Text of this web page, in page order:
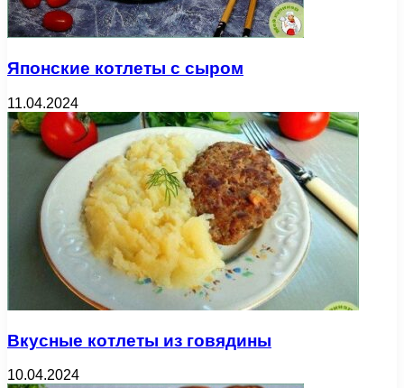
Японские котлеты с сыром
11.04.2024
Вкусные котлеты из говядины
10.04.2024